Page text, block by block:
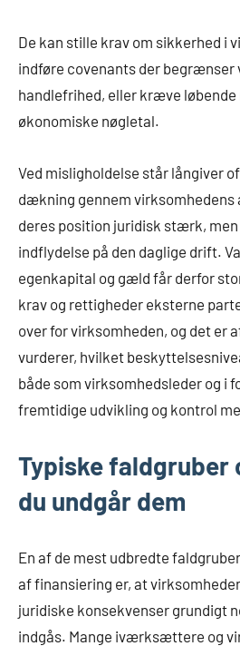
De kan stille krav om sikkerhed i
indføre covenants der begrænser
handlefrihed, eller kræve
økonomiske nøgletal.
Ved misligholdelse står långiver
dækning gennem virksomhedens
deres position juridisk stærk,
indflydelse på den daglige drift.
egenkapital og gæld får derfor
krav og rettigheder eksterne
over for virksomheden, og det er
vurderer, hvilket
både som virksomhedsleder og i
fremtidige udvikling og kontrol
Typiske faldgruber
du undgår dem
En af de mest udbredte
af finansiering er, at
juridiske konsekvenser grundigt
indgås. Mange iværksættere og